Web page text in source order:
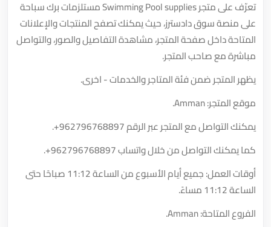
تعرّف على متجر Swimming Pool supplies مستلزمات برك سباحة
على منصة سوق دادسترز، حيث يمكنك تصفح المنتجات والإعلانات
المتاحة داخل صفحة المتجر، مشاهدة التفاصيل والصور، والتواصل
مباشرة مع صاحب المتجر.
يظهر المتجر ضمن فئة المتاجر والخدمات - اخرى.
موقع المتجر: Amman.
يمكنك التواصل مع المتجر عبر الرقم+962796768897
.
كما يمكنك التواصل من خلال واتساب+962796768897
.
أوقات العمل: جميع أيام الأسبوع من الساعة 11:12 صباحًا حتى
الساعة 11:12 مساءً.
الفروع المتاحة: Amman.